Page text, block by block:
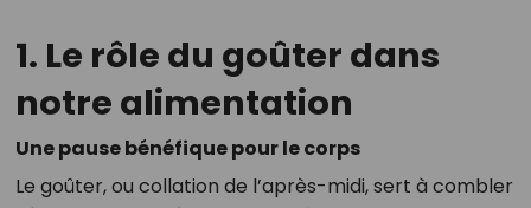
1. Le rôle du goûter dans
notre alimentation
Une pause bénéfique pour le corps
Le goûter, ou collation de l’après-midi, sert à combler